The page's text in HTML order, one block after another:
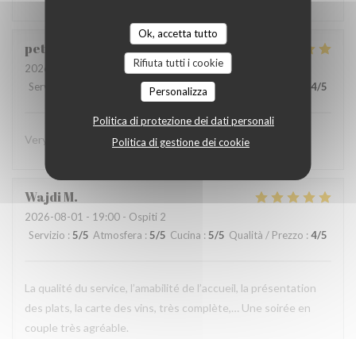
Ok, accetta tutto
Rifiuta tutti i cookie
Personalizza
Politica di protezione dei dati personali
Politica di gestione dei cookie
peter
2026-08-03
- 19:45 - Ospiti 2
Servizio
Atmosfera: 4 Cucina 5/5 4/5
Very superior in every way! Eager to return!
WajdiM
2026-08-01 - 19:00 - Ospiti 2
Servizio : 5/5 Atmosfera : 5/5 Cucina : 5/5 Qualità / Prezzo : 4/5
La qualité du service, l’amabilité de l’accueil, la présentation
des plats, la carte des vins, très complète,… Une soirée en
couple très agréable.